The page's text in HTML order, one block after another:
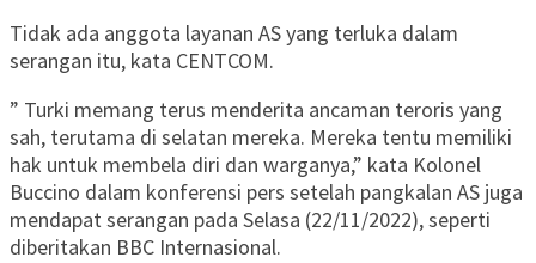
Tidak ada anggota layanan AS yang terluka dalam
serangan itu, kata CENTCOM.
” Turki memang terus menderita ancaman teroris yang
sah, terutama di selatan mereka. Mereka tentu memiliki
hak untuk membela diri dan warganya,” kata Kolonel
Buccino dalam konferensi pers setelah pangkalan AS juga
mendapat serangan pada Selasa (22/11/2022), seperti
diberitakan BBC Internasional.